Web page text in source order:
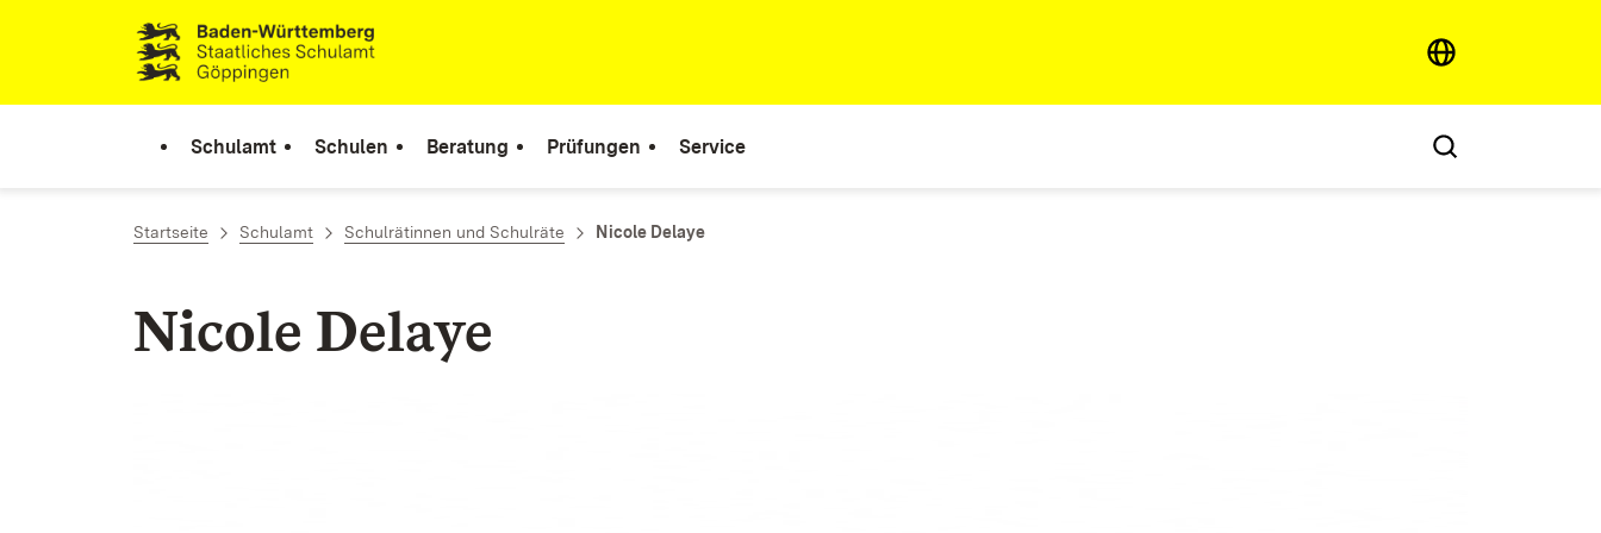
Zum Inhalt springen
Link zur Startseite
Schulamt Schulen Beratung Prüfungen Service
Startseite Schulamt Schulrätinnen und Schulräte Nicole Delaye
Nicole Delaye